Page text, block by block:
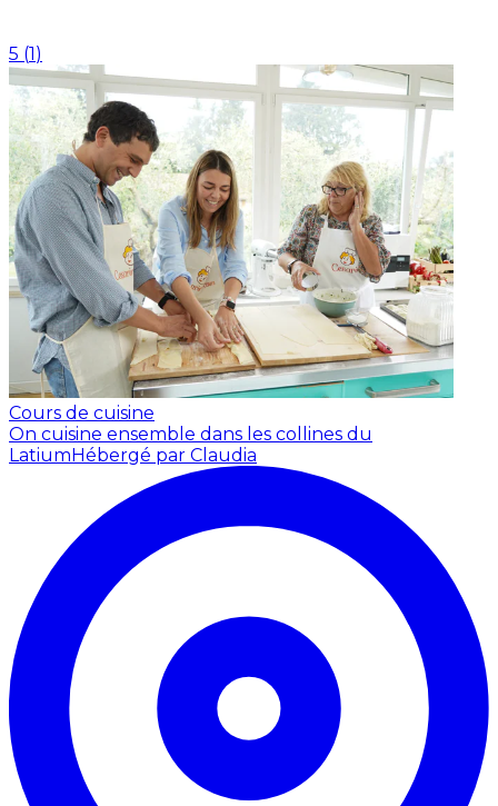
5 (1)
Cours de cuisine
On cuisine ensemble dans les collines du
LatiumHébergé par Claudia